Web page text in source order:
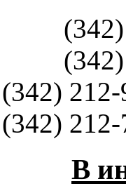
(342)
(342)
В